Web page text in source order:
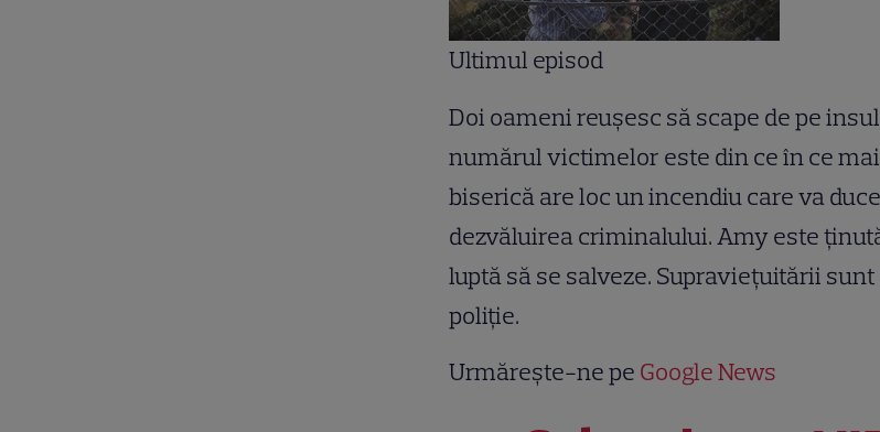
Ultimul episod
Doi oameni reuşesc să scape de pe
numărul victimelor este din ce în ce
biserică are loc un incendiu care va
dezvăluirea criminalului. Amy este
luptă să se salveze. Supravieţuitării
poliţie.
Urmărește-ne pe Google News